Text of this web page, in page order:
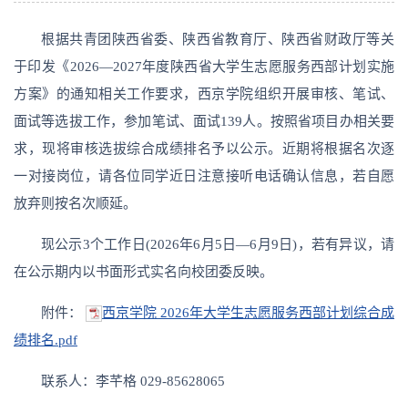
根据共青团陕西省委、陕西省教育厅、陕西省财政厅等关
于印发《2026—2027年度陕西省大学生志愿服务西部计划实施
方案》的通知相关工作要求，西京学院组织开展审核、笔试、
面试等选拔工作，参加笔试、面试139人。按照省项目办相关要
求，现将审核选拔综合成绩排名予以公示。近期将根据名次逐
一对接岗位，请各位同学近日注意接听电话确认信息，若自愿
放弃则按名次顺延。
现公示3个工作日(2026年6月5日—6月9日)，若有异议，请
在公示期内以书面形式实名向校团委反映。
附件：
西京学院 2026年大学生志愿服务西部计划综合成
绩排名.pdf
联系人：李芊格 029-85628065